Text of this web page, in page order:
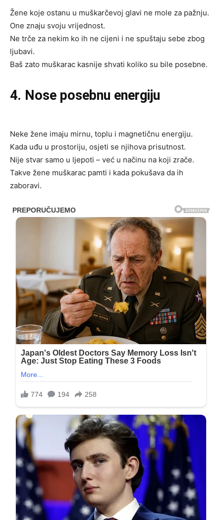
Žene koje ostanu u muškarčevoj glavi ne mole za pažnju.
One znaju svoju vrijednost.
Ne trče za nekim ko ih ne cijeni i ne spuštaju sebe zbog
ljubavi.
Baš zato muškarac kasnije shvati koliko su bile posebne.
4. Nose posebnu energiju
Neke žene imaju mirnu, toplu i magnetičnu energiju.
Kada uđu u prostoriju, osjeti se njihova prisutnost.
Nije stvar samo u ljepoti – već u načinu na koji zrače.
Takve žene muškarac pamti i kada pokušava da ih
zaboravi.